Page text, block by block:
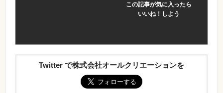
この記事が気に入ったら
いいね！しよう
Twitter で株式会社オールクリエーションを